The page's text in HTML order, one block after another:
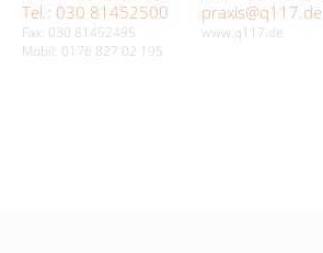
Tel.: 030 81452500
Fax: 030 81452495
Mobil: 0176 827 02 195
praxis@q117.de
www.q117.de